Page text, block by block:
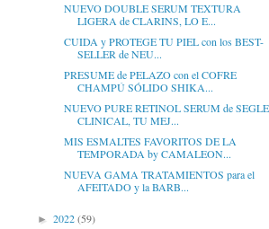
NUEVO DOUBLE SERUM TEXTURA
LIGERA de CLARINS, LO E...
CUIDA y PROTEGE TU PIEL con los BEST-
SELLER de NEU...
PRESUME de PELAZO con el COFRE
CHAMPÚ SÓLIDO SHIKA...
NUEVO PURE RETINOL SERUM de SEGLE
CLINICAL, TU MEJ...
MIS ESMALTES FAVORITOS DE LA
TEMPORADA by CAMALEON...
NUEVA GAMA TRATAMIENTOS para el
AFEITADO y la BARB...
► 2022(59)